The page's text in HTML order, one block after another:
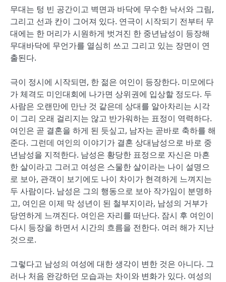
무대는 텅 빈 공간이고 벽면과 바닥에 무수한 낙서와 그림,
그리고 선과 칸이 그어져 있다. 연극이 시작되기 전부터 무
대에는 한 머리가 시원하게 벗겨진 한 중년남성이 등장해
무대바닥에 무언가를 열심히 쓰고 그리고 있는 장면이 연
출된다.
극이 정시에 시작되면, 한 젊은 여인이 등장한다. 미모에다
가 체격도 미인대회에 나가면 상위권에 입상할 정도다. 두
사람은 오랜만에 만난 것 같은데 상대를 알아차리는 시각
이 그리 오래 걸리지는 않고 반가워하는 표정이 역력하다.
여인은 곧 결혼을 하게 된 듯싶고, 남자는 곧바로 축하를 해
준다. 그런데 여인의 이야기가 결혼 상대남성으로 바로 중
년남성을 지적한다. 남성은 황당한 표정으로 자신은 마흔
한 살이라고 그러고 여성은 스물한 살이라는 나이 설명으
로 보아, 관객이 보기에도 나이 차이가 현격하게 느껴지는
두 사람이다. 남성은 그의 행동으로 보아 작가임이 분명하
고, 여인은 이제 막 성년이 된 철부지이라, 남성의 거부가
당연하게 느껴진다. 여인은 자리를 떠난다. 잠시 후 여인이
다시 등장을 하면서 시간의 흐름을 전한다. 여러 해가 지난
것으로.
그렇다고 남성의 여성에 대한 생각이 변한 것은 아니다. 그
러나 처음 완강하던 모습과는 차이와 변화가 있다. 여성의